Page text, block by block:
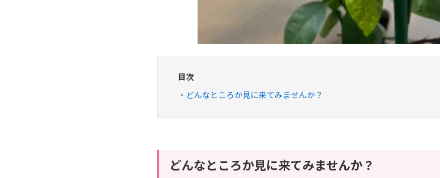
目次
どんなところか見に来てみませんか？
どんなところか見に来てみませんか？